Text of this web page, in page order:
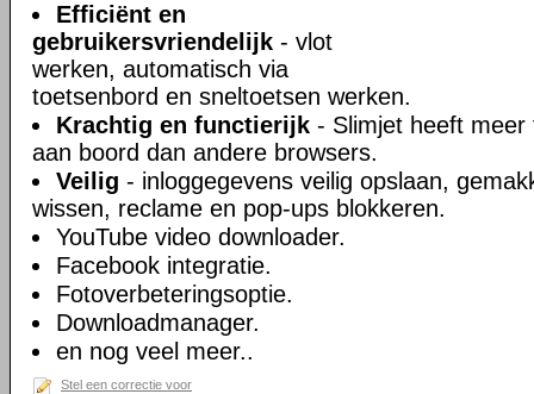
Efficiënt en
gebruikersvriendelijk - vlot
werken, automatisch via
toetsenbord en sneltoetsen werken.
Krachtig en functierijk - Slimjet heeft
aan boord dan andere browsers.
Veilig - inloggegevens veilig opslaan,
wissen, reclame en pop-ups blokkeren.
YouTube video downloader.
Facebook integratie.
Fotoverbeteringsoptie.
Downloadmanager.
en nog veel meer..
Stel een correctie voor